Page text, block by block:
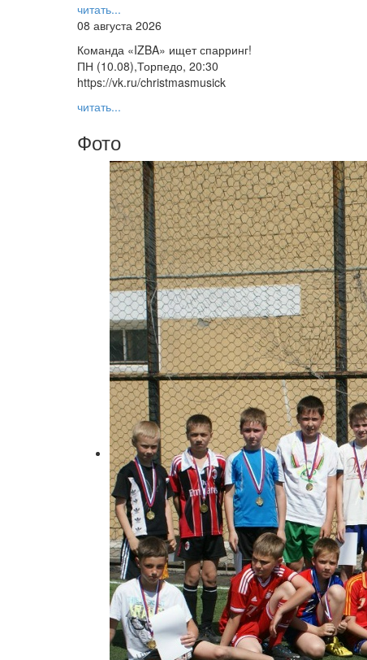
читать...
08 августа 2026
Команда «IZBA» ищет спарринг!
ПН (10.08),Торпедо, 20:30
https://vk.ru/christmasmusick
читать...
Фото